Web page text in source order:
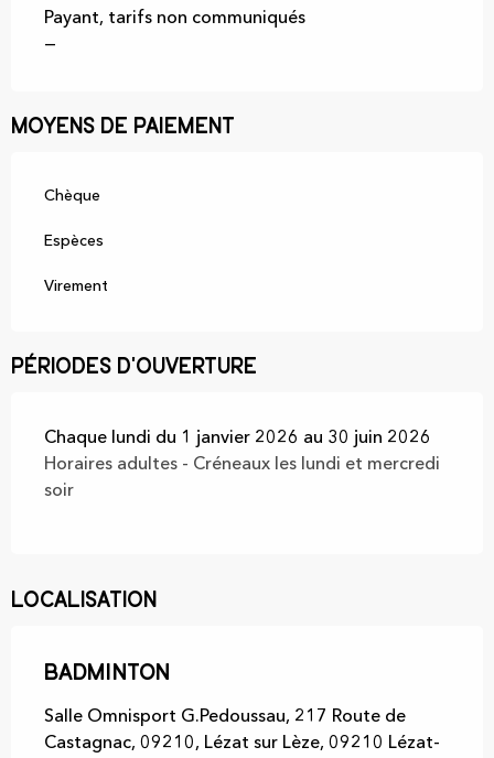
Payant, tarifs non communiqués
—
Moyens de paiement
Chèque
Espèces
Virement
Périodes d'ouverture
Chaque lundi du 1 janvier 2026 au 30 juin 2026
Horaires adultes - Créneaux les lundi et mercredi
soir
Localisation
Badminton
Salle Omnisport G.Pedoussau, 217 Route de
Castagnac, 09210, Lézat sur Lèze, 09210 Lézat-